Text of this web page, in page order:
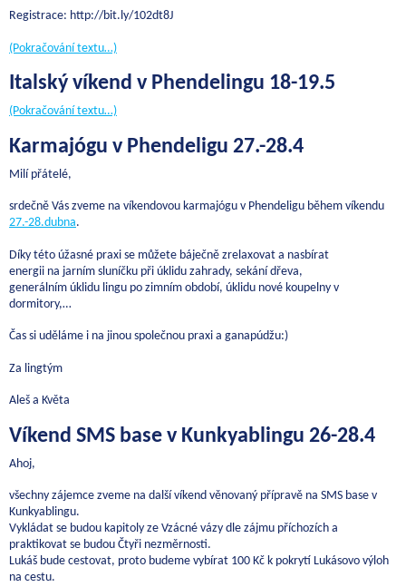
Registrace: http://bit.ly/102dt8J
(Pokračování textu…)
Italský víkend v Phendelingu 18-19.5
(Pokračování textu…)
Karmajógu v Phendeligu 27.-28.4
Milí přátelé,
srdečně Vás zveme na víkendovou karmajógu v Phendeligu během víkendu
27.-28.dubna.
Díky této úžasné praxi se můžete báječně zrelaxovat a nasbírat
energii na jarním sluníčku při úklidu zahrady, sekání dřeva,
generálním úklidu lingu po zimním období, úklidu nové koupelny v
dormitory,…
Čas si uděláme i na jinou společnou praxi a ganapúdžu:)
Za lingtým
Aleš a Květa
Víkend SMS base v Kunkyablingu 26-28.4
Ahoj,
všechny zájemce zveme na další víkend věnovaný přípravě na SMS base v
Kunkyablingu.
Vykládat se budou kapitoly ze Vzácné vázy dle zájmu příchozích a
praktikovat se budou Čtyři nezměrnosti.
Lukáš bude cestovat, proto budeme vybírat 100 Kč k pokrytí Lukásovo výloh
na cestu.